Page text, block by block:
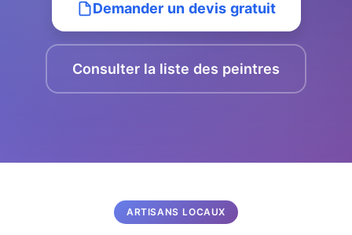
Demander un devis gratuit
Consulter la liste des peintres
ARTISANS LOCAUX